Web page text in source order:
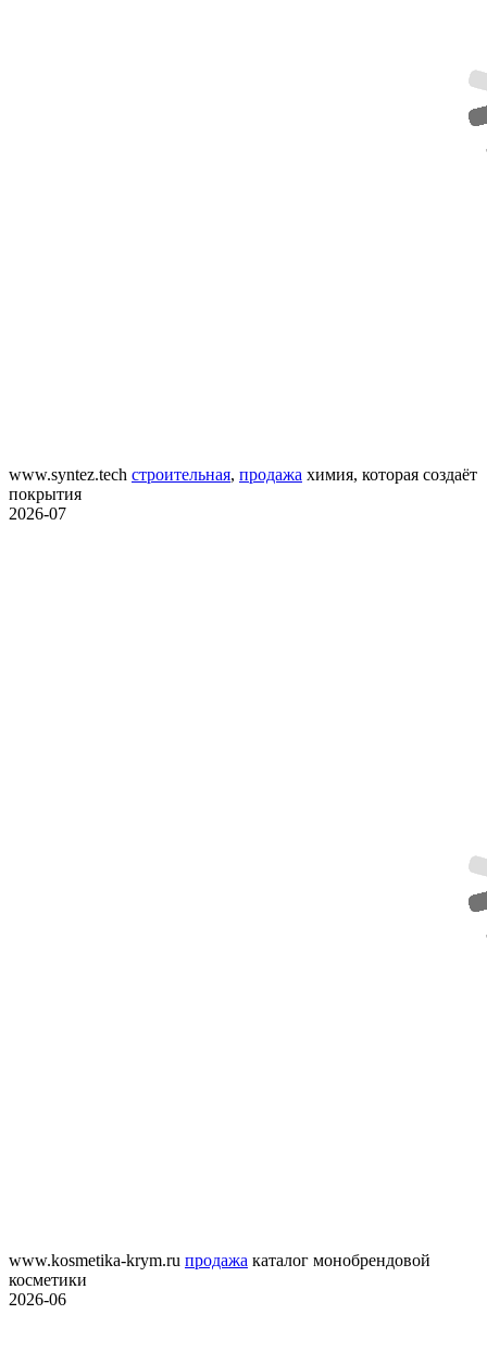
www.syntez.tech строительная, продажа химия, которая создаёт
покрытия
2026-07
www.kosmetika-krym.ru продажа каталог монобрендовой
косметики
2026-06